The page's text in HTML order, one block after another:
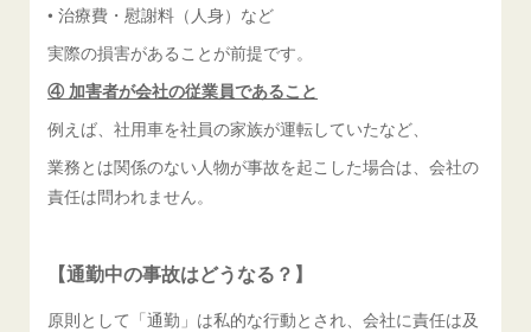
• 治療費・慰謝料（人身）など
実際の損害があることが前提です。
④ 加害者が会社の従業員であること
例えば、社用車を社員の家族が運転していたなど、
業務とは関係のない人物が事故を起こした場合は、会社の
責任は問われません。
【通勤中の事故はどうなる？】
原則として「通勤」は私的な行動とされ、会社に責任は及